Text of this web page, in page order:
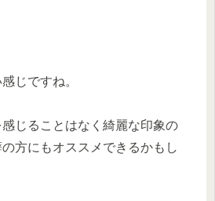
じですね。
じることはなく綺麗な印象の
方にもオススメできるかもし